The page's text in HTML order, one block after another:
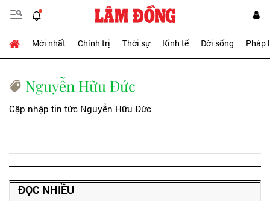
Mới nhất Chính trị Thời sự Kinh tế Đời sống Pháp
Nguyễn Hữu Đức
Cập nhập tin tức Nguyễn Hữu Đức
ĐỌC NHIỀU